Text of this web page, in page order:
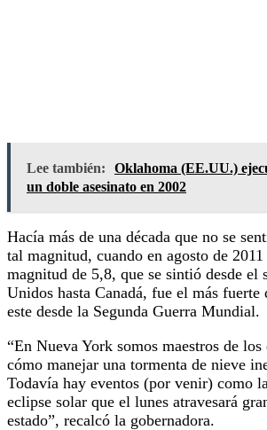
Lee también:
Oklahoma (EE.UU.)
un doble asesinato en 2002
Hacía más de una década que no se
tal magnitud, cuando en agosto de
magnitud de 5,8, que se sintió desde el
Unidos hasta Canadá, fue el más fuerte
este desde la Segunda Guerra Mundial.
“En Nueva York somos maestros de los
cómo manejar una tormenta de nieve
Todavía hay eventos (por venir) como
eclipse solar que el lunes atravesará
estado”, recalcó la gobernadora.